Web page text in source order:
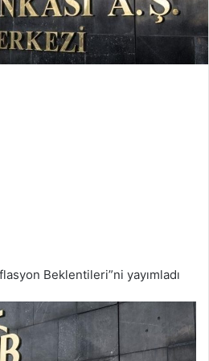
Beklentileri”ni yayımladı